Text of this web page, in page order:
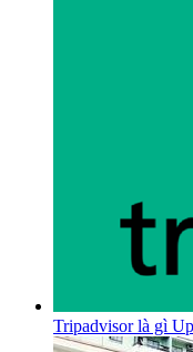
Tripadvisor là gì